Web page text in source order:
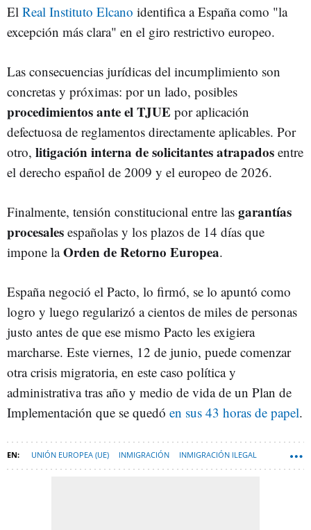
El Real Instituto Elcano identifica a España como "la
excepción más clara" en el giro restrictivo europeo.
Las consecuencias jurídicas del incumplimiento son
concretas y próximas: por un lado, posibles
procedimientos ante el TJUE por aplicación
defectuosa de reglamentos directamente aplicables. Por
otro, litigación interna de solicitantes atrapados entre
el derecho español de 2009 y el europeo de 2026.
Finalmente, tensión constitucional entre las garantías
procesales españolas y los plazos de 14 días que
impone laOrden de Retorno Europea.
España negoció el Pacto, lo firmó, se lo apuntó como
logro y luego regularizó a cientos de miles de personas
justo antes de que ese mismo Pacto les exigiera
marcharse. Este viernes, 12 de junio, puede comenzar
otra crisis migratoria, en este caso política y
administrativa tras año y medio de vida de un Plan de
Implementación que se quedó en sus 43 horas de papel.
UNIÓN EUROPEA (UE) INMIGRACIÓN INMIGRACIÓN ILEGAL